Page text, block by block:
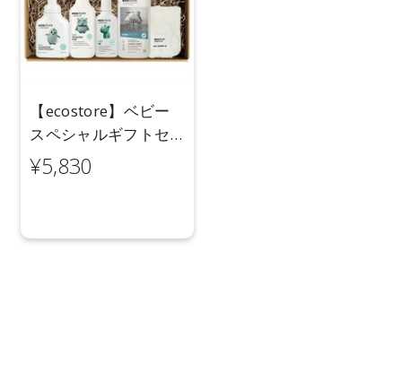
【ecostore】ベビー
スペシャルギフトセ
ット
¥5,830